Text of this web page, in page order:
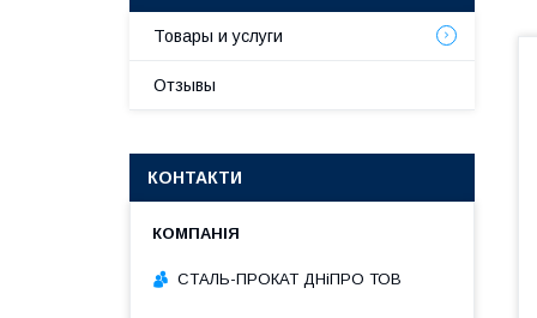
Товары и услуги
Отзывы
КОНТАКТИ
СТАЛЬ-ПРОКАТ ДНіПРО ТОВ